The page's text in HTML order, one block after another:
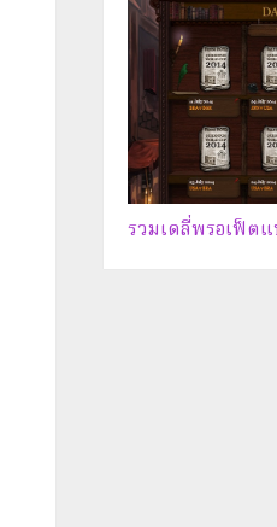
รวมเดลี่พรอเฟ็ต